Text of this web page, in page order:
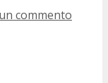
commento